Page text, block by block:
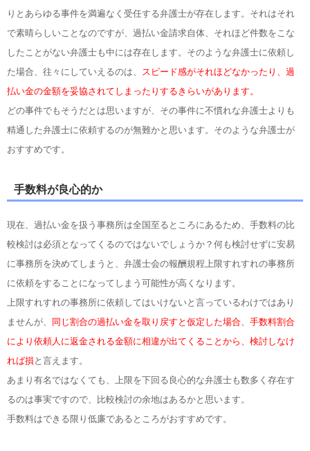
りとあらゆる事件を満遍なく受任する弁護士が存在します。それはそれ
で素晴らしいことなのですが、過払い金請求自体、それほど件数をこな
したことがない弁護士も中には存在します。そのような弁護士に依頼し
た場合、往々にしていえるのは、
スピード感がそれほどなかったり、過
払い金の金額を妥協されてしまったりするきらいがあります。
どの事件でもそうだとは思いますが、その事件に不慣れな弁護士よりも
精通した弁護士に依頼するのが無難かと思います。そのような弁護士が
おすすめです。
手数料が良心的か
現在、過払い金を扱う事務所は全国至るところにあるため、手数料の比
較検討は必須となってくるのではないでしょうか？何も検討せずに安易
に事務所を決めてしまうと、弁護士会の報酬規程上限すれすれの事務所
に依頼をすることになってしまう可能性が高くなります。
上限すれすれの事務所に依頼してはいけないと言っているわけではあり
ませんが、 同じ割合の過払い金を取り戻すと仮定した場合、手数料割合
により依頼人に返金される金額に相違が出てくることから、検討しなけ
れば損 と言えます。
あまり有名ではなくても、上限を下回る良心的な弁護士も数多く存在す
るのは事実ですので、比較検討の余地はあるかと思います。
手数料はできる限り低廉であるところがおすすめです。